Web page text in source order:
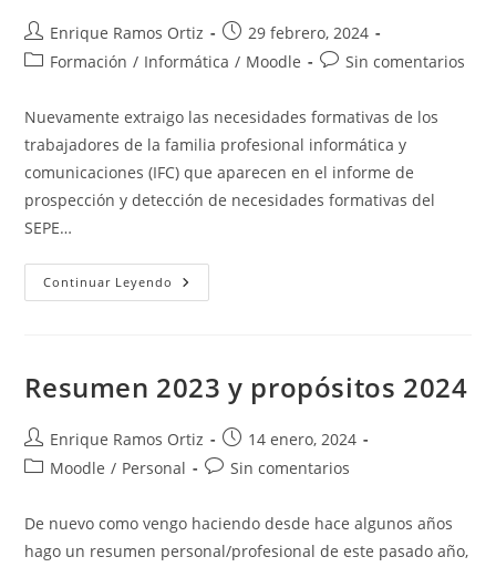
Autor
de
Enrique Ramos Ortiz
Publicación
de
29 febrero, 2024
Categoría
la
entrada:
Formación / Informática / Moodle
Comentarios
entrada:
Sin comentarios
Nuevamente extraigo las necesidades formativas de los
trabajadores de la familia profesional informática y
comunicaciones (IFC) que aparecen en el informe de
prospección y detección de necesidades formativas del
SEPE…
Continuar Leyendo Necesidades
Formativas
La
Familia
Profesional
Y
Comunicaciones
(IFC)
Resumen 2023 y propósitos 2024
Autor
de
Enrique Ramos Ortiz
Publicación
de
14 enero, 2024
Categoría
la
entrada:
Moodle / Personal
Comentarios
entrada:
Sin comentarios
De nuevo como vengo haciendo desde hace algunos años
hago un resumen personal/profesional de este pasado año,